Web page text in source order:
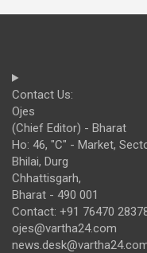
Contact Us:
Ojes
(Chief Editor) - Bharat
Ho: 46, "C" - Market,
Bhilai, Durg
Chhattisgarh,
Bharat - 490 001
Contact: +91 76470
ojes@vartha24.com